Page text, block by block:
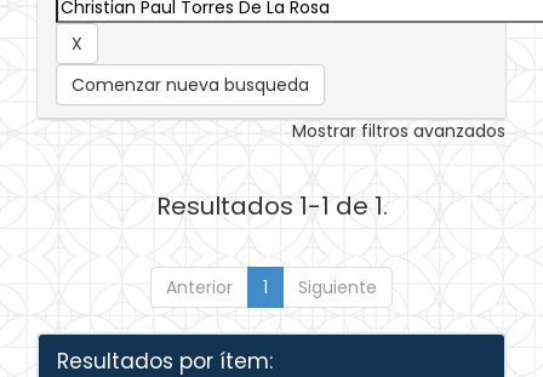
Comenzar nueva busqueda
Mostrar filtros avanzados
Resultados 1-1 de 1.
Anterior 1 Siguiente
Resultados por ítem: